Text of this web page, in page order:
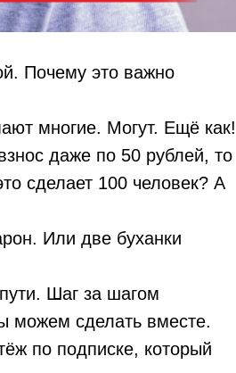
Почему это важно
многие. Могут. Ещё как!
даже по 50 рублей, то
сделает 100 человек? А
Или две буханки
Шаг за шагом
можем сделать вместе.
по подписке, который